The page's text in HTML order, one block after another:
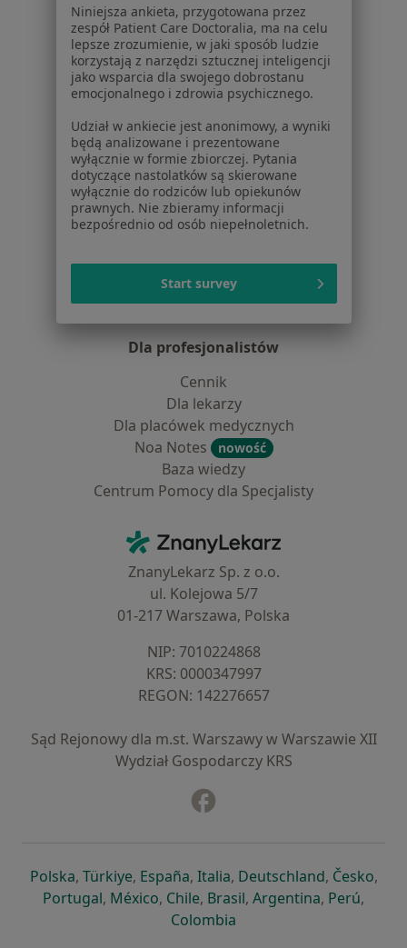
Praca Rekrutujemy!
Partnerzy
Centrum prasowe
Kontakt
Dla pacjentów
Lekarze
Placówki medyczne
Pytania i odpowiedzi
Usługi i zabiegi
Pomoc
Aplikacje mobilne
Dla profesjonalistów
Cennik
Dla lekarzy
Dla placówek medycznych
Noa Notes
nowość
Baza wiedzy
Centrum Pomocy dla Specjalisty
ZnanyLekarz - Strona główna
ZnanyLekarz Sp. z o.o.
ul. Kolejowa 5/7
01-217 Warszawa, Polska
NIP: ⁠7010224868
KRS: ⁠0000347997
REGON: ⁠142276657
Sąd Rejonowy dla m.st. Warszawy w Warszawie XII
Wydział Gospodarczy KRS
Polskaotwiera się w nowej karcie
, Türkiyeotwiera się w nowej karcie
, Españaotwiera się w nowej karcie
, Italiaotwiera się w nowej
, Deutschlandotwiera się
, Česko,
Portugalotwiera się w nowej karcie
, Méxicootwiera się w nowej karcie
, Chileotwiera się w nowej karcie
, Brasilotwiera się w nowej
, Argentinaotwiera się
, Perú,
Colombia
Niniejsza ankieta, przygotowana przez
zespół Patient Care Doctoralia, ma na celu
lepsze zrozumienie, w jaki sposób ludzie
korzystają z narzędzi sztucznej inteligencji
jako wsparcia dla swojego dobrostanu
emocjonalnego i zdrowia psychicznego.
Udział w ankiecie jest anonimowy, a wyniki
będą analizowane i prezentowane
wyłącznie w formie zbiorczej. Pytania
dotyczące nastolatków są skierowane
wyłącznie do rodziców lub opiekunów
prawnych. Nie zbieramy informacji
bezpośrednio od osób niepełnoletnich.
Start survey